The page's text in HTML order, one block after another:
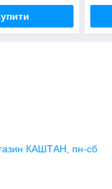
КАШТАН, пн-сб